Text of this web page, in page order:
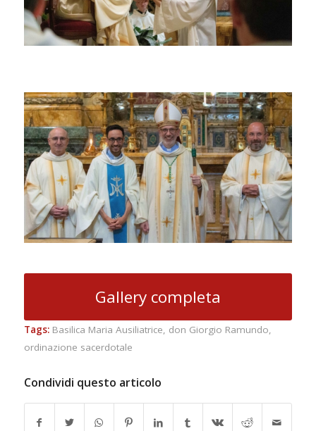
Gallery completa
Tags: Basilica Maria Ausiliatrice, don Giorgio Ramundo,
ordinazione sacerdotale
Condividi questo articolo